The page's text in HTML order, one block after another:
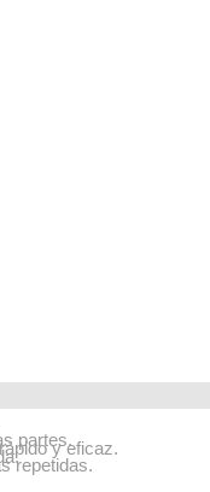
partes.y eficaz.
repetidas.